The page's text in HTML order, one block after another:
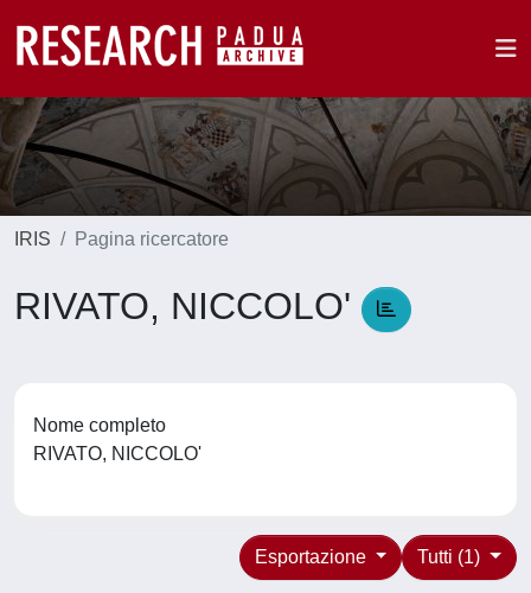
IRIS Pagina ricercatore
RIVATO, NICCOLO'
Nome completo
RIVATO, NICCOLO'
Tutti (1)
Esportazione